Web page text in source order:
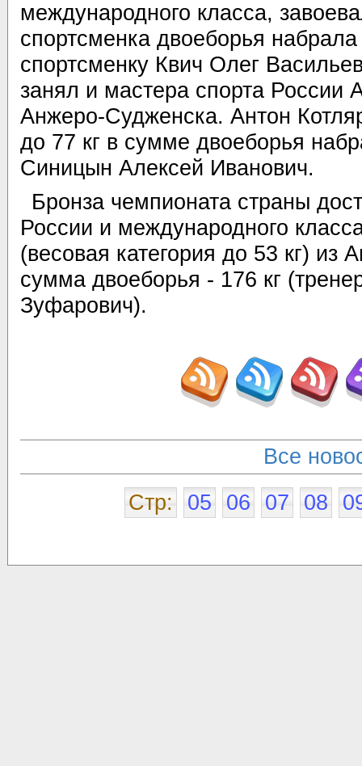
международного класса,
спортсменка двоеборья набрала
спортсменку Квич Олег
занял и мастера спорта России
Анжеро-Судженска. Антон
до 77 кг в сумме двоеборья
Синицын Алексей Иванович.
Бронза чемпионата страны
России и международного
(весовая категория до 53 кг)
сумма двоеборья - 176 кг
Зуфарович).
Все
Стр:
05 06 07 08